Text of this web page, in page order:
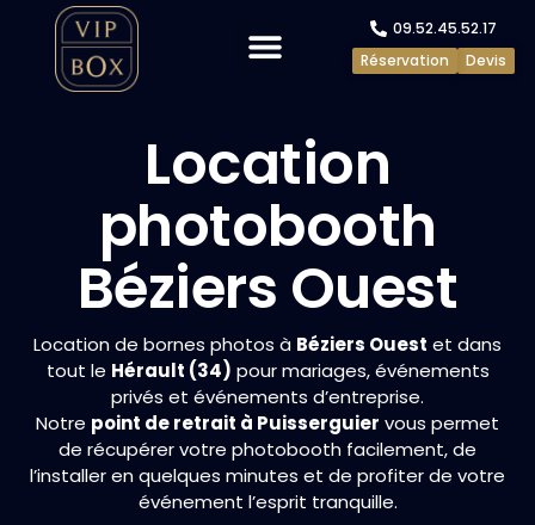
09.52.45.52.17
Devis
Réservation
Location
photobooth
Béziers Ouest
Location de bornes photos à Béziers Ouest et dans
tout le Hérault (34) pour mariages, événements
privés et événements d’entreprise.
Notre point de retrait à Puisserguier vous permet
de récupérer votre photobooth facilement, de
l’installer en quelques minutes et de profiter de votre
événement l’esprit tranquille.